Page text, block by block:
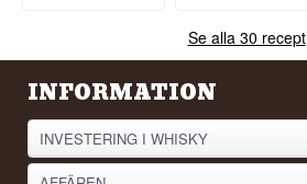
Se alla 30 recept
INFORMATION
INVESTERING I WHISKY